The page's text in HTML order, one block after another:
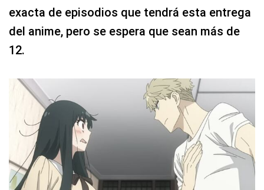
exacta de episodios que tendrá esta entrega
del anime, pero se espera que sean más de
12.